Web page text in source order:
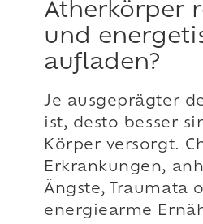
Ätherkörper
und
aufladen?
Je ausgeprägter
ist, desto besser
Körper versorgt.
Erkrankungen,
Ängste, Traumata
energiearme